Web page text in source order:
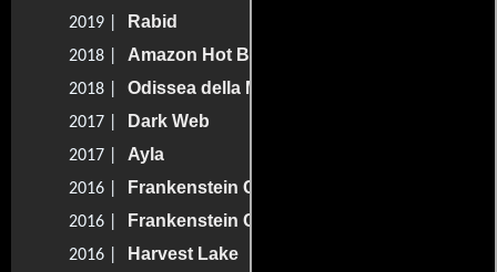
2019 | Rabid
2018 | Amazon Hot Box
2018 | Odissea della Morte
2017 | Dark Web
2017 | Ayla
2016 | Frankenstein Created Bikers
2016 | Frankenstein Created Bikers
2016 | Harvest Lake